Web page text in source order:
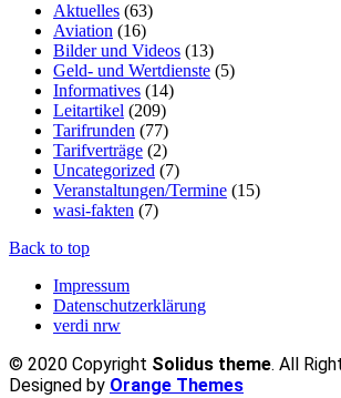
Aktuelles (63)
Aviation (16)
Bilder und Videos (13)
Geld- und Wertdienste (5)
Informatives (14)
Leitartikel (209)
Tarifrunden (77)
Tarifverträge (2)
Uncategorized (7)
Veranstaltungen/Termine (15)
wasi-fakten (7)
Back to top
Impressum
Datenschutzerklärung
verdi nrw
© 2020 Copyright Solidus theme. All
Designed by Orange Themes